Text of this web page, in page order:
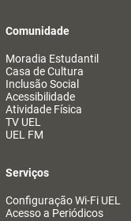
Comunidade
Moradia Estudantil
Casa de Cultura
Inclusão Social
Acessibilidade
Atividade Física
TV UEL
UEL FM
Serviços
Configuração Wi-Fi UEL
Acesso a Periódicos